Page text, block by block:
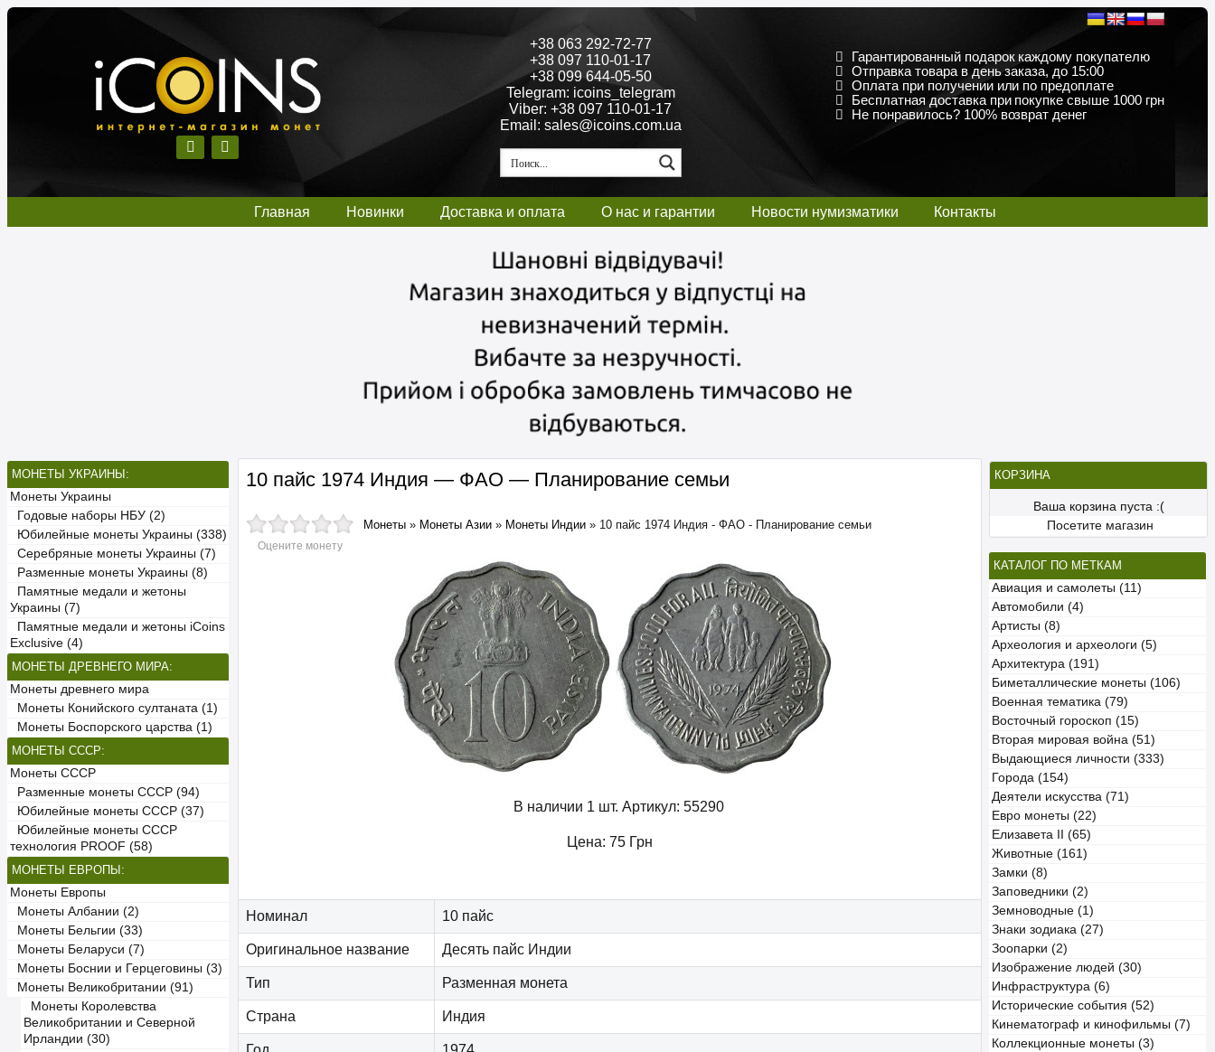
+38 063 292-72-77
+38 097 110-01-17
+38 099 644-05-50
Telegram: icoins_telegram
Viber: +38 097 110-01-17
Email: sales@icoins.com.ua
Гарантированный подарок каждому покупателю
Отправка товара в день заказа, до 15:00
Оплата при получении или по предоплате
Бесплатная доставка при покупке свыше 1000 грн
Не понравилось? 100% возврат денег
Главная Новинки Доставка и оплата О нас и гарантии Новости нумизматики Контакты
МОНЕТЫ УКРАИНЫ:
Монеты Украины
Годовые наборы НБУ (2)
Юбилейные монеты Украины (338)
Серебряные монеты Украины (7)
Разменные монеты Украины (8)
Памятные медали и жетоны
Украины (7)
Памятные медали и жетоны iCoins
Exclusive (4)
МОНЕТЫ ДРЕВНЕГО МИРА:
Монеты древнего мира
Монеты Конийского султаната (1)
Монеты Боспорского царства (1)
МОНЕТЫ СССР:
Монеты СССР
Разменные монеты СССР (94)
Юбилейные монеты СССР (37)
Юбилейные монеты СССР
технология PROOF (58)
МОНЕТЫ ЕВРОПЫ:
Монеты Европы
Монеты Албании (2)
Монеты Бельгии (33)
Монеты Беларуси (7)
Монеты Боснии и Герцеговины (3)
Монеты Великобритании (91)
Монеты Королевства
Великобритании и Северной
Ирландии (30)
КОРЗИНА
Ваша корзина пуста :(
Посетите магазин
КАТАЛОГ ПО МЕТКАМ
Авиация и самолеты (11)
Автомобили (4)
Артисты (8)
Археология и археологи (5)
Архитектура (191)
Биметаллические монеты (106)
Военная тематика (79)
Восточный гороскоп (15)
Вторая мировая война (51)
Выдающиеся личности (333)
Города (154)
Деятели искусства (71)
Евро монеты (22)
Елизавета II (65)
Животные (161)
Замки (8)
Заповедники (2)
Земноводные (1)
Знаки зодиака (27)
Зоопарки (2)
Изображение людей (30)
Инфраструктура (6)
Исторические события (52)
Кинематограф и кинофильмы (7)
Коллекционные монеты (3)
10 пайс 1974 Индия — ФАО — Планирование семьи
Оцените монету
Монеты » Монеты Азии » Монеты Индии » 10 пайс 1974 Индия - ФАО - Планирование семьи
В наличии 1 шт. Артикул: 55290
Цена: 75 Грн
Номинал 10 пайс
Оригинальное название Десять пайс Индии
Тип Разменная монета
Страна Индия